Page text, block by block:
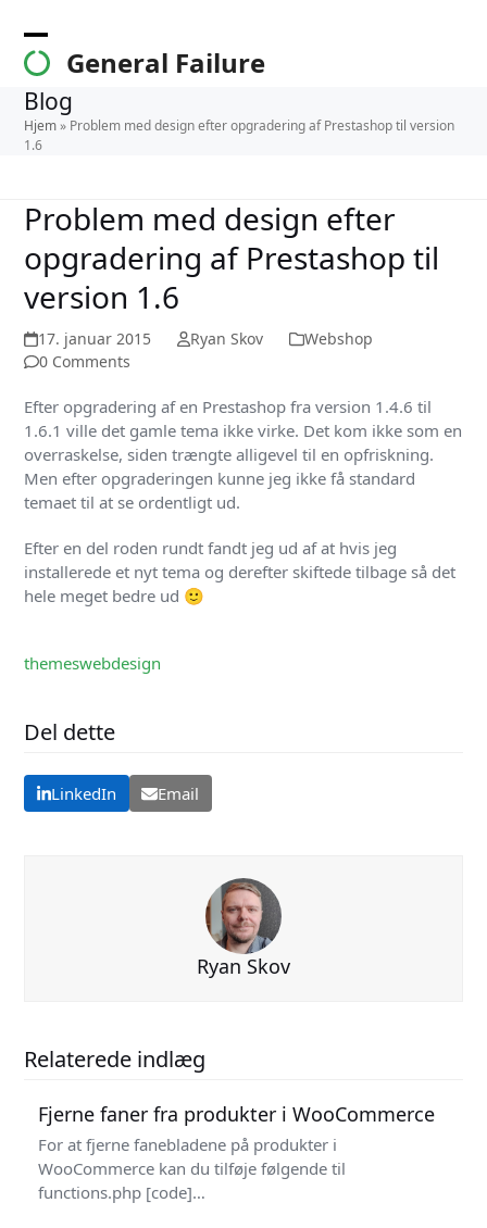
content
General Failure
Open
mobile
menu
Close
mobile
menu
Blog
Hjem» Problem med design efter opgradering af Prestashop til version
1.6
Problem med design efter
opgradering af Prestashop til
version 1.6
17. januar 2015 Ryan Skov
Webshop
0 Comments
Efter opgradering af en Prestashop fra version 1.4.6 til
1.6.1 ville det gamle tema ikke virke. Det kom ikke som en
overraskelse, siden trængte alligevel til en opfriskning.
Men efter opgraderingen kunne jeg ikke få standard
temaet til at se ordentligt ud.
Efter en del roden rundt fandt jeg ud af at hvis jeg
installerede et nyt tema og derefter skiftede tilbage så det
hele meget bedre ud 🙂
themeswebdesign
Del dette
LinkedIn Email
Ryan Skov
Relaterede indlæg
Fjerne faner fra produkter i WooCommerce
For at fjerne fanebladene på produkter i
WooCommerce kan du tilføje følgende til
functions.php [code]…